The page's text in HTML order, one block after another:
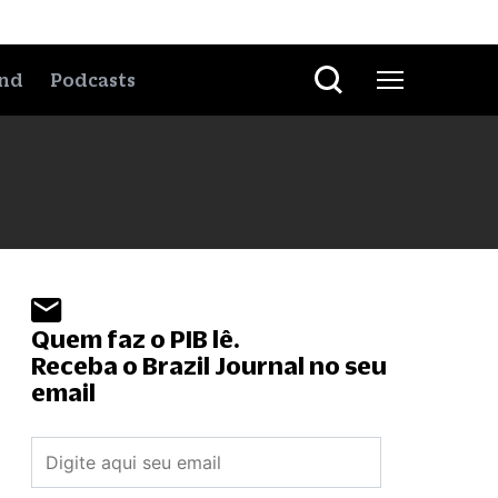
Podcasts
Quem faz o PIB lê.
Receba o Brazil Journal no seu
email